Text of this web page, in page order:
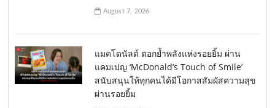
August 7, 2026
แมคโดนัลด์ ตอกย้ำพลังแห่งรอยยิ้ม ผ่าน
แคมเปญ ‘McDonald’s Touch of Smile’
สนับสนุนให้ทุกคนได้มีโอกาสสัมผัสความสุข
ผ่านรอยยิ้ม